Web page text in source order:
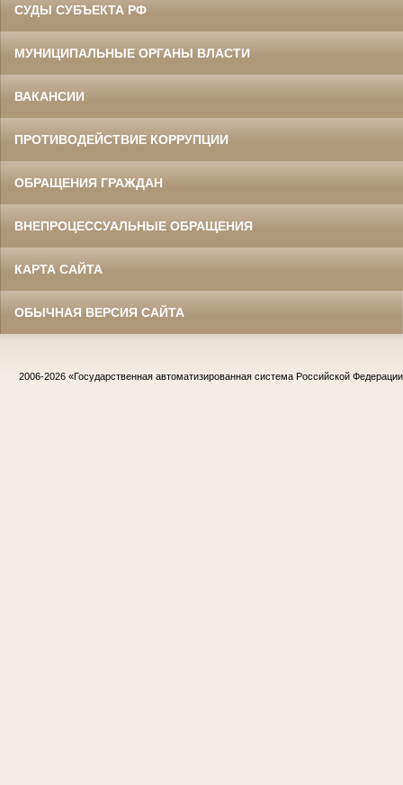
СУДЫ СУБЪЕКТА РФ
МУНИЦИПАЛЬНЫЕ ОРГАНЫ ВЛАСТИ
ВАКАНСИИ
ПРОТИВОДЕЙСТВИЕ КОРРУПЦИИ
ОБРАЩЕНИЯ ГРАЖДАН
ВНЕПРОЦЕССУАЛЬНЫЕ ОБРАЩЕНИЯ
КАРТА САЙТА
ОБЫЧНАЯ ВЕРСИЯ САЙТА
2006-2026 «Государственная автоматизированная система Российской